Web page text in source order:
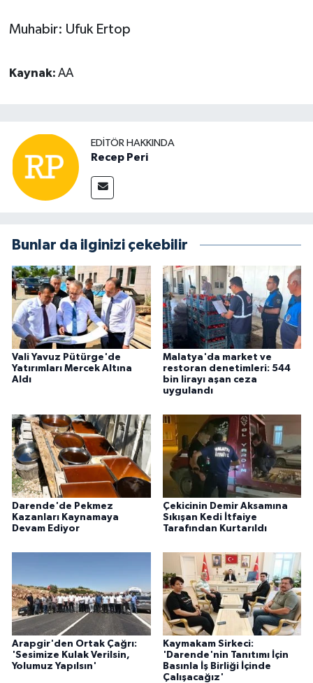
Muhabir: Ufuk Ertop
Kaynak: AA
EDITÖR HAKKINDA
Recep Peri
Bunlar da ilginizi çekebilir
Vali Yavuz Pütürge'de
Yatırımları Mercek Altına
Aldı
Malatya'da market ve
restoran denetimleri: 544
bin lirayı aşan ceza
uygulandı
Darende'de Pekmez
Kazanları Kaynamaya
Devam Ediyor
Çekicinin Demir Aksamına
Sıkışan Kedi İtfaiye
Tarafından Kurtarıldı
Arapgir'den Ortak Çağrı:
'Sesimize Kulak Verilsin,
Yolumuz Yapılsın'
Kaymakam Sirkeci:
'Darende'nin Tanıtımı İçin
Basınla İş Birliği İçinde
Çalışacağız'